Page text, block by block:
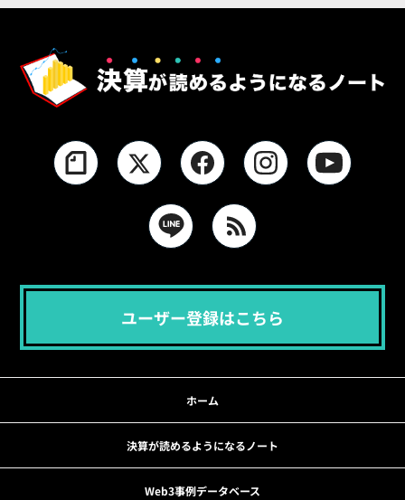
ユーザー登録はこちら
ホーム
決算が読めるようになるノート
Web3事例データベース